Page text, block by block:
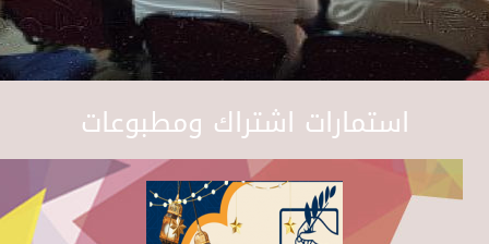
استمارات اشتراك ومطبوعات